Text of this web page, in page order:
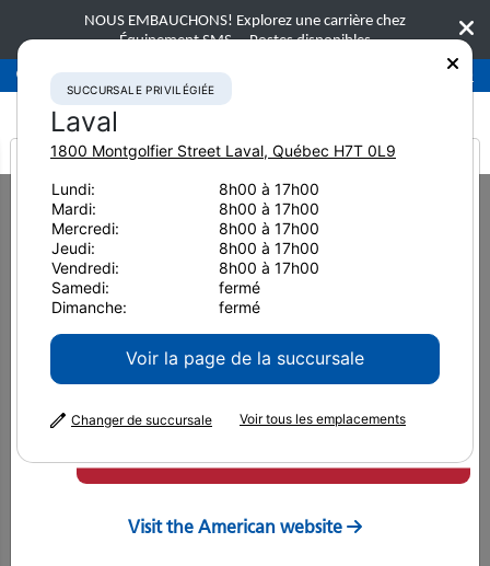
NOUS EMBAUCHONS! Explorez une carrière chez
Équipement SMS. Postes disponibles
Succursale privilégiéeLaval 450-781-9600
Home Équipement neuf Compacteurs BOMAG BW 174 ACP-4V
Compacteurs
BOMAG BW 174 ACP-4V
It looks like you are
from America
Visit the American website
SUCCURSALE PRIVILÉGIÉE
Laval
1800 Montgolfier Street Laval, Québec H7T 0L9
Lundi:
8h00 à 17h00
Mardi:
8h00 à 17h00
Mercredi:
8h00 à 17h00
Jeudi:
8h00 à 17h00
Vendredi:
8h00 à 17h00
Samedi:
fermé
Dimanche:
fermé
Voir la page de la succursale
Changer de succursale Voir tous les emplacements